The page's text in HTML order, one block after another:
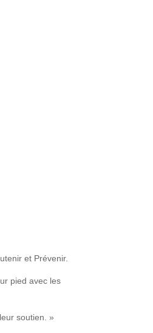
et Prévenir.
pied avec les
soutien. »